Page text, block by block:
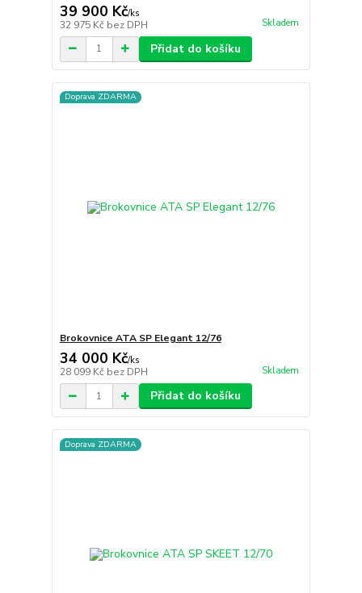
39 900 Kč/ks
32 975 Kč bez DPH Skladem
Přidat do košíku
Doprava ZDARMA
Brokovnice ATA SP Elegant 12/76
34 000 Kč/ks
28 099 Kč bez DPH Skladem
Přidat do košíku
Doprava ZDARMA